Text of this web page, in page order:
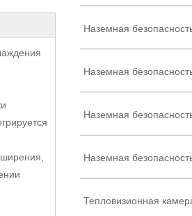
Наземная
Наземная
Наземная
Наземная
Тепловизионная